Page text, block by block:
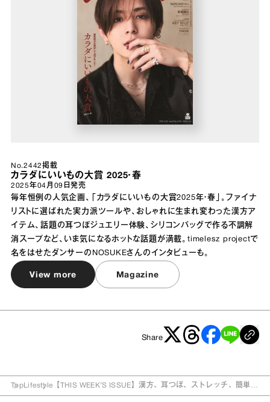
No.2442掲載
カラダにいいもの大賞 2025・春
2025年04月09日 発売
毎年恒例の人気企画、「カラダにいいもの大賞2025年・春」。ファイナ
リストに選ばれた実力派ツールや、おしゃれに生まれ変わった漢方ア
イテム、話題の耳つぼジュエリー体験、シリコンバッグで作る不調解
消スープなど、いま気になるホットな話題が満載。timelesz projectで
名をはせたダンサーのNOSUKEさんのインタビューも。
View more Magazine
Share
TopLifestyle 【THIS WEEK’S ISSUE】漢方、耳つぼ、ストレッチ、簡単ス